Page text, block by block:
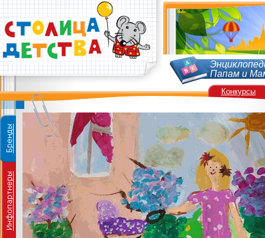
Папам и
Конкурсы